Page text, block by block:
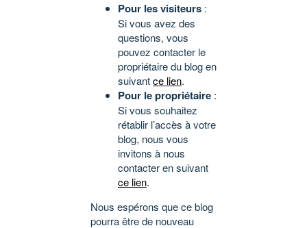
Pour les visiteurs :
Si vous avez des
questions, vous
pouvez contacter le
propriétaire du blog en
suivantce lien.
Pour le propriétaire :
Si vous souhaitez
rétablir l’accès à votre
blog, nous vous
invitons à nous
contacter en suivant
ce lien.
Nous espérons que ce blog
pourra être de nouveau